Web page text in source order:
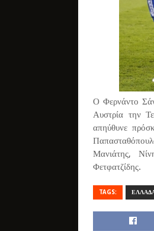
Ο Φερνάντο
Αυστρία την
απηύθυνε
Μανιάτης,
Φετφατζίδης.
TAGS: